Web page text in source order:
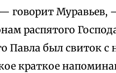
говорит Муравьев,
распятого
Павла был свиток
краткое